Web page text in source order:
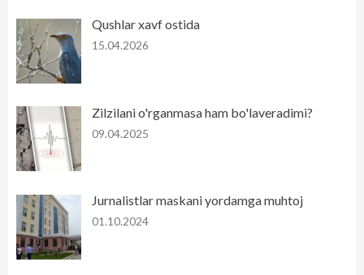
Qushlar xavf ostida
15.04.2026
Zilzilani o'rganmasa ham bo'laveradimi?
09.04.2025
Jurnalistlar maskani yordamga muhtoj
01.10.2024